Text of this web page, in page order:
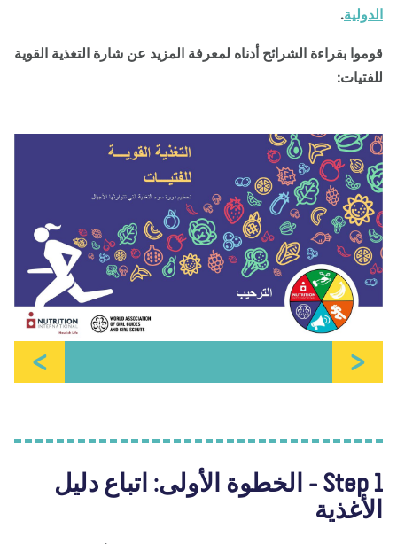
.
بقراءة الشرائح أدناه لمعرفة المزيد عن شارة التغذية القوية
Step 1 - الخطوة الأولى: اتباع دليل